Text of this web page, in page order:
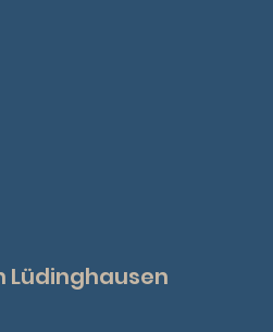
Lüdinghausen